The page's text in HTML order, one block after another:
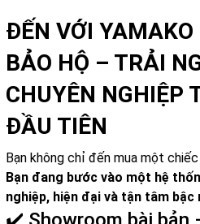
ĐẾN VỚI
BẢO HỘ – TRẢI
CHUYÊN NGHIỆP
ĐẦU TIÊN
Bạn không chỉ đến mua một
Bạn đang bước vào một hệ
nghiệp, hiện đại và tận tâm